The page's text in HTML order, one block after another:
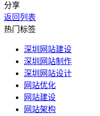
分享
返回列表
热门标签
深圳网站建设
深圳网站制作
深圳网站设计
网站优化
网站建设
网站架构